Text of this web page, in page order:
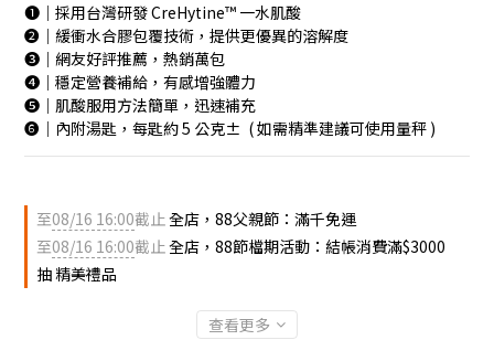
❶｜採用台灣研發 CreHytine™ 一水肌酸
❷｜緩衝水合膠包覆技術，提供更優異的溶解度
❸｜網友好評推薦，熱銷萬包
❹｜穩定營養補給，有感增強體力
❺｜肌酸服用方法簡單，迅速補充
❻｜內附湯匙，每匙約 5 公克±  ( 如需精準建議可使用量秤 )
至08/16 16:00截止全店，88父親節：滿千免運
至08/16 16:00截止全店，88節檔期活動：結帳消費滿$3000
抽 精美禮品
查看更多